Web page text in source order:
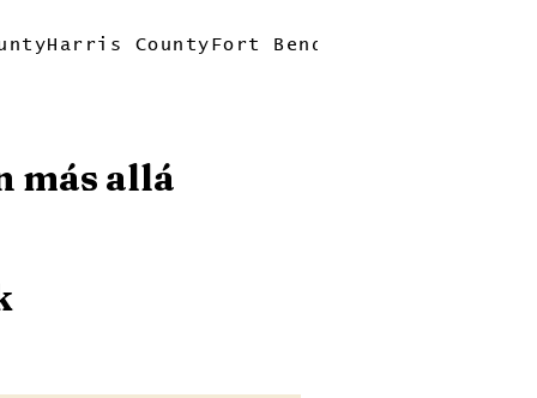
Harris County Fort Bend County
más allá